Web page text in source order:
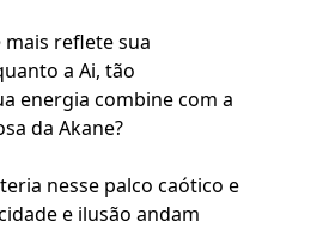
mais reflete sua
a Ai, tão
energia combine com a
da Akane?
nesse palco caótico e
e ilusão andam